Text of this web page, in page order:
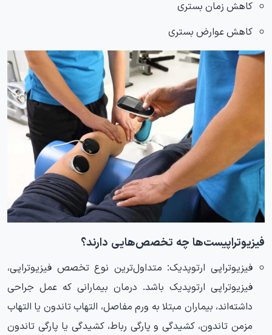
کاهش زمان بستری
کاهش عوارض بستری
فیزیوتراپیست‌ها چه تخصص‌هایی دارند؟
فیزیوتراپی ارتوپدیک: متداول‌ترین نوع تخصص فیزیوتراپی،
فیزیوتراپی ارتوپدیک باشد. درمان بیمارانی که عمل جراحی
داشته‌اند، بیماران مبتلا به ورم مفاصل، التهاب تاندون یا التهاب
مزمن تاندون، کشیدگی و پارگی رباط، کشیدگی یا پارگی تاندون